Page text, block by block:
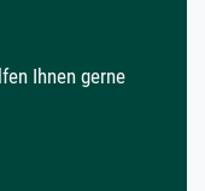
Ihnen gerne